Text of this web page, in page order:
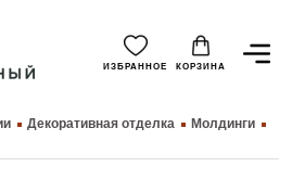
ИЗБРАННОЕ КОРЗИНА
Декоративная отделка
Молдинги